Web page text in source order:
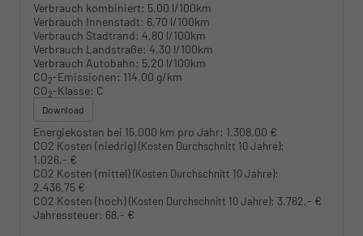
Verbrauch kombiniert: 5,00 l/100km
Verbrauch Innenstadt: 6,70 l/100km
Verbrauch Stadtrand: 4,80 l/100km
Verbrauch Landstraße: 4,30 l/100km
Verbrauch Autobahn: 5,20 l/100km
CO2-Emissionen: 114,00 g/km
CO2-Klasse: C
Download
Energiekosten bei 15.000 km pro Jahr: 1.308,00 €
CO2 Kosten (niedrig)(Kosten Durchschnitt 10 Jahre):
1.026,- €
CO2 Kosten (mittel)(Kosten Durchschnitt 10 Jahre):
2.436,75 €
CO2 Kosten (hoch)(Kosten Durchschnitt 10 Jahre): 3.762,- €
Jahressteuer: 68,- €